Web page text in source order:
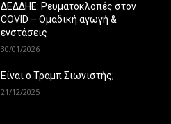
ΔΕΔΔΗΕ: Ρευματοκλοπές στον
COVID – Ομαδική αγωγή &
ενστάσεις
30/01/2026
Είναι ο Τραμπ Σιωνιστής;
21/12/2025